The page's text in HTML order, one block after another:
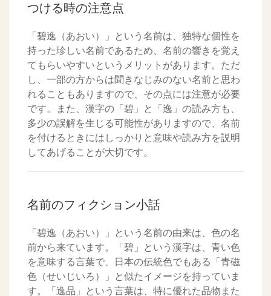
つける時の注意点
「碧逸（あおい）」という名前は、独特な個性を
持った珍しい名前であるため、名前の響きを覚え
てもらいやすいというメリットがあります。ただ
し、一部の方からは聞きなじみのない名前と思わ
れることもありますので、その点には注意が必要
です。また、漢字の「碧」と「逸」の読み方も、
多少の誤解を生じる可能性がありますので、名前
を付けるときにはしっかりと意味や読み方を説明
してあげることが大切です。
名前のフィクション小話
「碧逸（あおい）」という名前の由来は、色の名
前から来ています。「碧」という漢字は、青い色
を意味する言葉で、日本の伝統色でもある「青磁
色（せいじいろ）」と似たイメージを持っていま
す。「逸品」という言葉は、特に優れた品物また